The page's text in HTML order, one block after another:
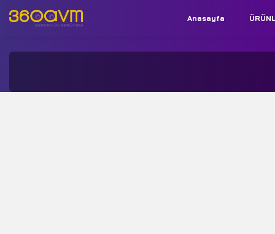
İletişim: +90 850 532 9312
Anasayfa